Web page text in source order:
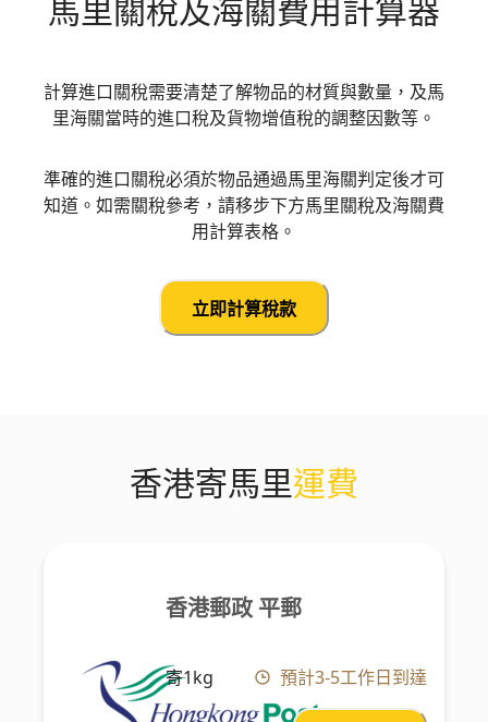
馬里關稅及海關費用計算器
計算進口關稅需要清楚了解物品的材質與數量，及馬
里海關當時的進口稅及貨物增值稅的調整因數等。
準確的進口關稅必須於物品通過馬里海關判定後才可
知道。如需關稅參考，請移步下方馬里關稅及海關費
用計算表格。
立即計算稅款
香港寄馬里運費
香港郵政 平郵
寄1kg 預計3-5工作日到達